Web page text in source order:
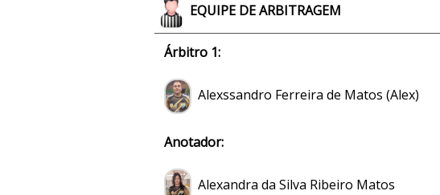
EQUIPE DE ARBITRAGEM
Árbitro 1:
Alexssandro Ferreira de Matos (Alex)
Anotador:
Alexandra da Silva Ribeiro Matos